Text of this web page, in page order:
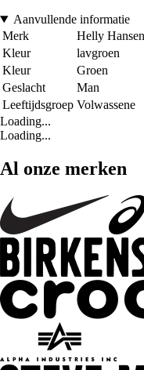
Aanvullende informatie
Merk
Helly Hansen
Kleur
lavgroen
Kleur
Groen
Geslacht
Man
Leeftijdsgroep Volwassene
Loading...
Loading...
Al onze merken